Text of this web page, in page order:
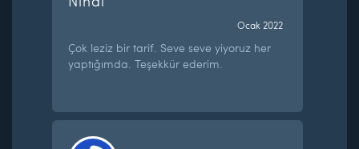
Ocak 2022
Çok leziz bir tarif. Seve seve yiyoruz her
yaptığımda. Teşekkür ederim.